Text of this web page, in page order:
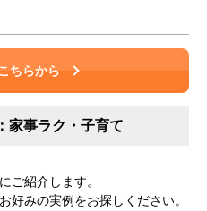
ちらから
事ラク・子育て
ご紹介します。
好みの実例をお探しください。